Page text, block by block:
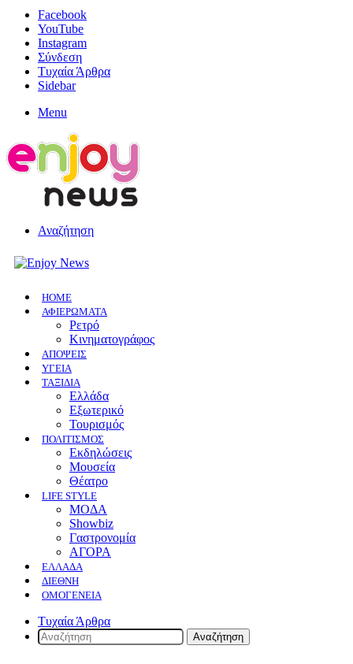
Facebook
YouTube
Instagram
Σύνδεση
Τυχαία Άρθρα
Sidebar
Menu
Αναζήτηση
HOME
ΑΦΙΕΡΩΜΑΤΑ
Ρετρό
Κινηματογράφος
ΑΠΟΨΕΙΣ
ΥΓΕΙΑ
ΤΑΞΙΔΙΑ
Ελλάδα
Εξωτερικό
Τουρισμός
ΠΟΛΙΤΙΣΜΟΣ
Eκδηλώσεις
Mουσεία
Θέατρο
LIFE STYLE
ΜΟΔΑ
Showbiz
Γαστρονομία
ΑΓΟΡΑ
ΕΛΛΆΔΑ
ΔΙΕΘΝΉ
ΟΜΟΓΈΝΕΙΑ
Τυχαία Άρθρα
Αναζήτηση